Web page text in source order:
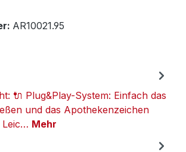
AR10021.95
🔌 Plug&Play-System: Einfach das
und das Apothekenzeichen
Leic… Mehr